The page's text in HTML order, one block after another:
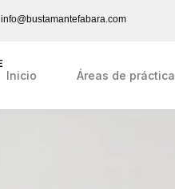
info@bustamantefabara.com
Inicio Áreas de práctica